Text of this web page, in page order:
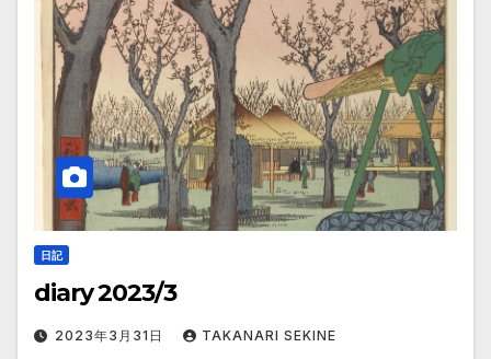
日記
diary 2023/3
2023年3月31日 TAKANARI SEKINE